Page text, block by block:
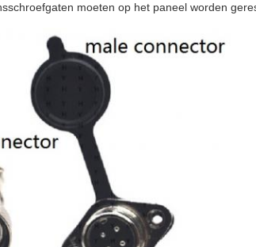
moeten op het paneel worden